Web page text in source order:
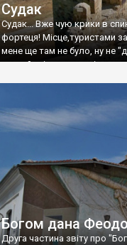
Судак
Судак... Вже чую крики в
фортеця! Місце,туристами
мене ще там не було, ну не
принаймні до цього літа.
Богом дана
Друга частина звіту про